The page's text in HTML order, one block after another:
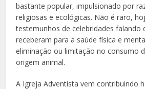
bastante popular, impulsionado por
religiosas e ecológicas. Não é raro,
testemunhos de celebridades falando
receberam para a saúde física e
eliminação ou limitação no consumo
origem animal.
A Igreja Adventista vem contribuindo